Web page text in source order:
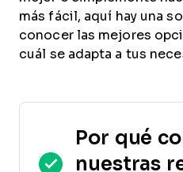
más fácil, aquí hay una
conocer las mejores
cuál se adapta a tus
Por qué
nuestras